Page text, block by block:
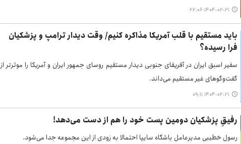
۱۴۰۴-۰۲-۲۱ ۲۲:۰۶
باید مستقیم با قلب آمریکا مذاکره کنیم/ وقت دیدار ترامپ و پزشکیان
فرا رسیده؟
سفیر اسبق ایران در آفریقای جنوبی دیدار مستقیم روسای جمهور ایران و آمریکا را موثرتر از
گفت‌وگوهای غیر مستقیم می‌داند.
۱۴۰۴-۰۲-۲۱ ۰۹:۱۱
رفیقِ پزشکیان دومین پست خود را هم از دست می‌دهد!
رسول خطیبی مدیرعامل باشگاه سایپا احتمالا به زودی از این مجموعه جدا می‌شود.